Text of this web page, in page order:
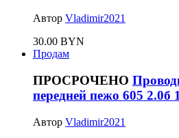
Автор Vladimir2021
30.00 BYN
Продам
ПРОСРОЧЕНО
передней пежо 605 2.0б
Автор Vladimir2021